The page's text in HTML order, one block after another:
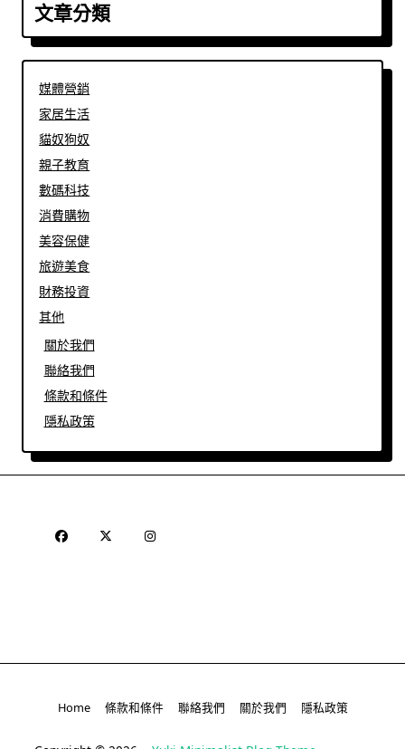
文章分類
媒體營銷
家居生活
貓奴狗奴
親子教育
數碼科技
消費購物
美容保健
旅遊美食
財務投資
其他
關於我們
聯絡我們
條款和條件
隱私政策
Home 條款和條件 聯絡我們 關於我們 隱私政策